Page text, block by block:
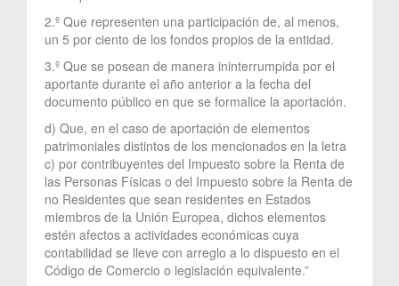
2.º Que representen una participación de, al menos,
un 5 por ciento de los fondos propios de la entidad.
3.º Que se posean de manera ininterrumpida por el
aportante durante el año anterior a la fecha del
documento público en que se formalice la aportación.
d) Que, en el caso de aportación de elementos
patrimoniales distintos de los mencionados en la letra
c) por contribuyentes del Impuesto sobre la Renta de
las Personas Físicas o del Impuesto sobre la Renta de
no Residentes que sean residentes en Estados
miembros de la Unión Europea, dichos elementos
estén afectos a actividades económicas cuya
contabilidad se lleve con arreglo a lo dispuesto en el
Código de Comercio o legislación equivalente.”